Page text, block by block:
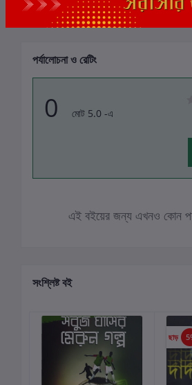
পর্যালোচনা ও রেটিং
0 মোট 5.0 -এ
এই বইয়ের জন্য এখনও কোন
সংশ্লিষ্ট বই
ছাড়